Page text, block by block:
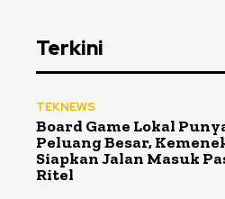
Terkini
TEKNEWS
Board Game Lokal
Peluang Besar,
Siapkan Jalan Masuk
Ritel